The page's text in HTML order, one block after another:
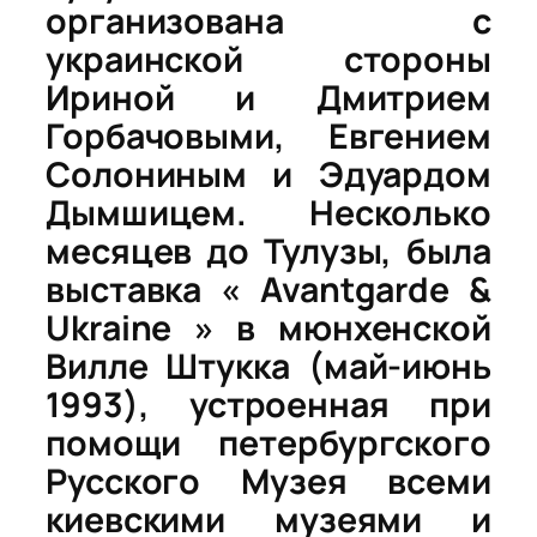
организована с
украинской стороны
Ириной и Дмитрием
Горбачовыми, Евгением
Солониным и Эдуардом
Дымшицем. Несколько
месяцев до Тулузы, была
выставка «Avantgarde &
Ukraine » в мюнхенской
Вилле Штукка (май-июнь
1993), устроенная при
помощи петербургского
Русского Музея всеми
киевскими музеями и